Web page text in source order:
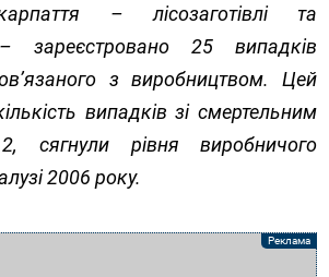
– лісозаготівлі та
– зареєстровано 25 випадків
з виробництвом. Цей
випадків зі смертельним
сягнули рівня виробничого
2006 року.